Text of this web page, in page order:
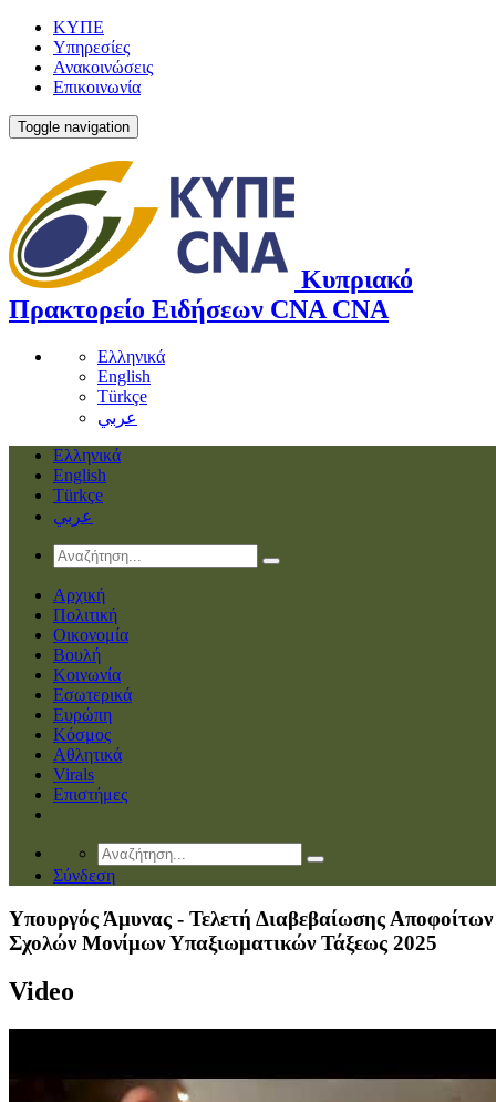
ΚΥΠΕ
Υπηρεσίες
Ανακοινώσεις
Επικοινωνία
Toggle navigation
Κυπριακό
Πρακτορείο Ειδήσεων CNA CNA
Ελληνικά
English
Türkçe
عربي
Ελληνικά
English
Türkçe
عربي
Αρχική
Πολιτική
Οικονομία
Βουλή
Κοινωνία
Εσωτερικά
Ευρώπη
Κόσμος
Αθλητικά
Virals
Επιστήμες
Σύνδεση
Υπουργός Άμυνας - Τελετή Διαβεβαίωσης Αποφοίτων
Σχολών Μονίμων Υπαξιωματικών Τάξεως 2025
Video